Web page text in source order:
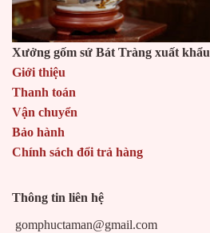
Xưởng gốm sứ Bát Tràng xuất khẩu
Giới thiệu
Thanh toán
Vận chuyển
Bảo hành
Chính sách đổi trả hàng
Thông tin liên hệ
gomphuctaman@gmail.com